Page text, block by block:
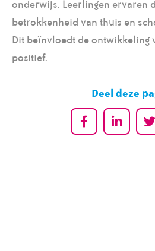
onderwijs. Leerlingen ervaren
betrokkenheid van thuis en
Dit beïnvloedt de ontwikkeling
positief.
Deel deze